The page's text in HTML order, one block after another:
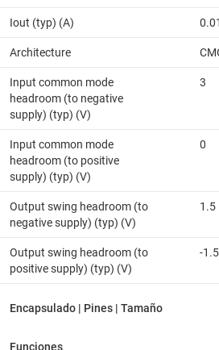
Iout (typ) (A) 0.01
Architecture
Input common mode
headroom (to negative
supply) (typ) (V)
3
Input common mode
headroom (to positive
supply) (typ) (V)
0
Output swing headroom (to
negative supply) (typ) (V)
1.5
Output swing headroom (to
positive supply) (typ) (V)
-1.5